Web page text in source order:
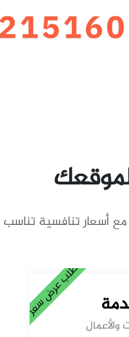
مع أسعار تنافسية
والأعمال
اطلب عرض سعر